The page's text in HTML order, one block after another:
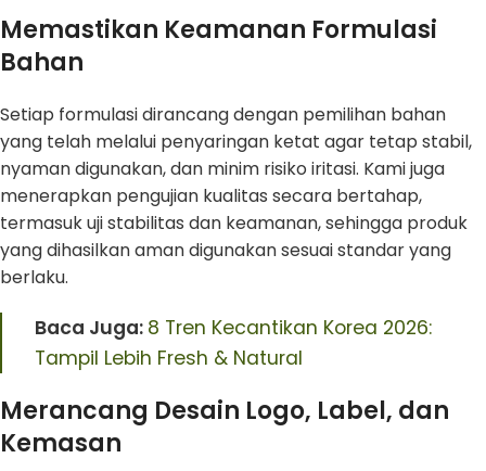
Memastikan Keamanan Formulasi
Bahan
Setiap formulasi dirancang dengan pemilihan bahan
yang telah melalui penyaringan ketat agar tetap stabil,
nyaman digunakan, dan minim risiko iritasi. Kami juga
menerapkan pengujian kualitas secara bertahap,
termasuk uji stabilitas dan keamanan, sehingga produk
yang dihasilkan aman digunakan sesuai standar yang
berlaku.
Baca Juga: 8 Tren Kecantikan Korea 2026:
Tampil Lebih Fresh & Natural
Merancang Desain Logo, Label, dan
Kemasan